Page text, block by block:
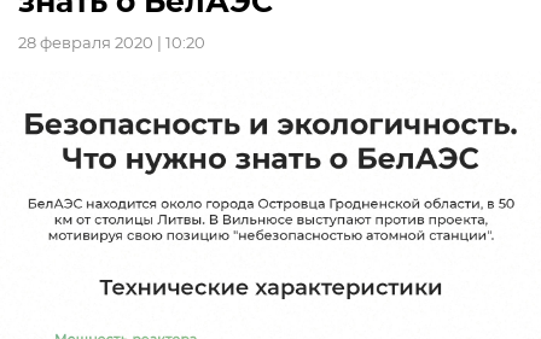
28 февраля 2020 | 10:20